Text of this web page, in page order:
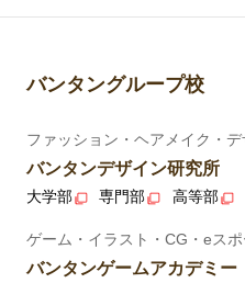
バンタングループ校
ファッション・ヘアメイク・
バンタンデザイン研究所
大学部 専門部 高等部
ゲーム・イラスト・CG・eスポ
バンタンゲームアカデミー